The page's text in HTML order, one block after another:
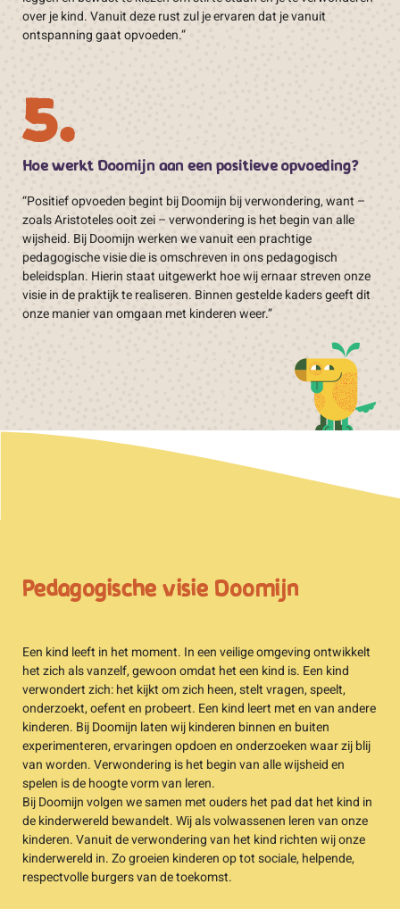
over je kind. Vanuit deze rust zul je ervaren dat je vanuit
ontspanning gaat opvoeden.”
5.
Hoe werkt Doomijn aan een positieve opvoeding?
“Positief opvoeden begint bij Doomijn bij verwondering, want –
zoals Aristoteles ooit zei – verwondering is het begin van alle
wijsheid. Bij Doomijn werken we vanuit een prachtige
pedagogische visie die is omschreven in ons pedagogisch
beleidsplan. Hierin staat uitgewerkt hoe wij ernaar streven onze
visie in de praktijk te realiseren. Binnen gestelde kaders geeft dit
onze manier van omgaan met kinderen weer.”
Pedagogische visie Doomijn
Een kind leeft in het moment. In een veilige omgeving ontwikkelt
het zich als vanzelf, gewoon omdat het een kind is. Een kind
verwondert zich: het kijkt om zich heen, stelt vragen, speelt,
onderzoekt, oefent en probeert. Een kind leert met en van andere
kinderen. Bij Doomijn laten wij kinderen binnen en buiten
experimenteren, ervaringen opdoen en onderzoeken waar zij blij
van worden. Verwondering is het begin van alle wijsheid en
spelen is de hoogte vorm van leren.
Bij Doomijn volgen we samen met ouders het pad dat het kind in
de kinderwereld bewandelt. Wij als volwassenen leren van onze
kinderen. Vanuit de verwondering van het kind richten wij onze
kinderwereld in. Zo groeien kinderen op tot sociale, helpende,
respectvolle burgers van de toekomst.